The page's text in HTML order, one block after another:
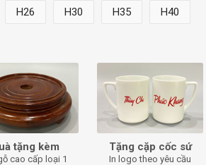
H26 H30 H35 H40
tặng kèm
cao cấp loại 1
Tặng cặp cốc sứ
In logo theo yêu cầu